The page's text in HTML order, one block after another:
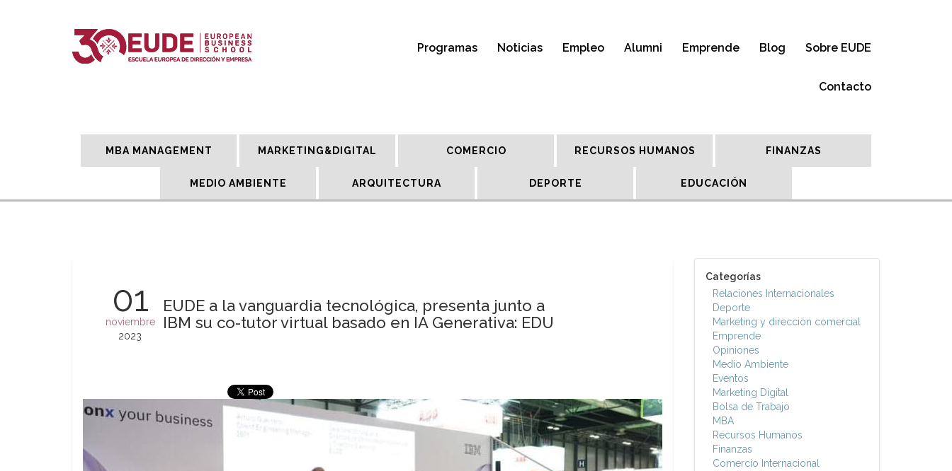
Programas Noticias Empleo Alumni Emprende Blog Sobre EUDE
Contacto
MBA MANAGEMENT MARKETING&DIGITAL COMERCIO RECURSOS HUMANOS FINANZAS
MEDIO AMBIENTE ARQUITECTURA DEPORTE EDUCACIÓN
01
noviembre
2023
EUDE a la vanguardia tecnológica, presenta junto a
IBM su co-tutor virtual basado en IA Generativa: EDU
Categorías
Relaciones Internacionales
Deporte
Marketing y dirección comercial
Emprende
Opiniones
Medio Ambiente
Eventos
Marketing Digital
Bolsa de Trabajo
MBA
Recursos Humanos
Finanzas
Comercio Internacional